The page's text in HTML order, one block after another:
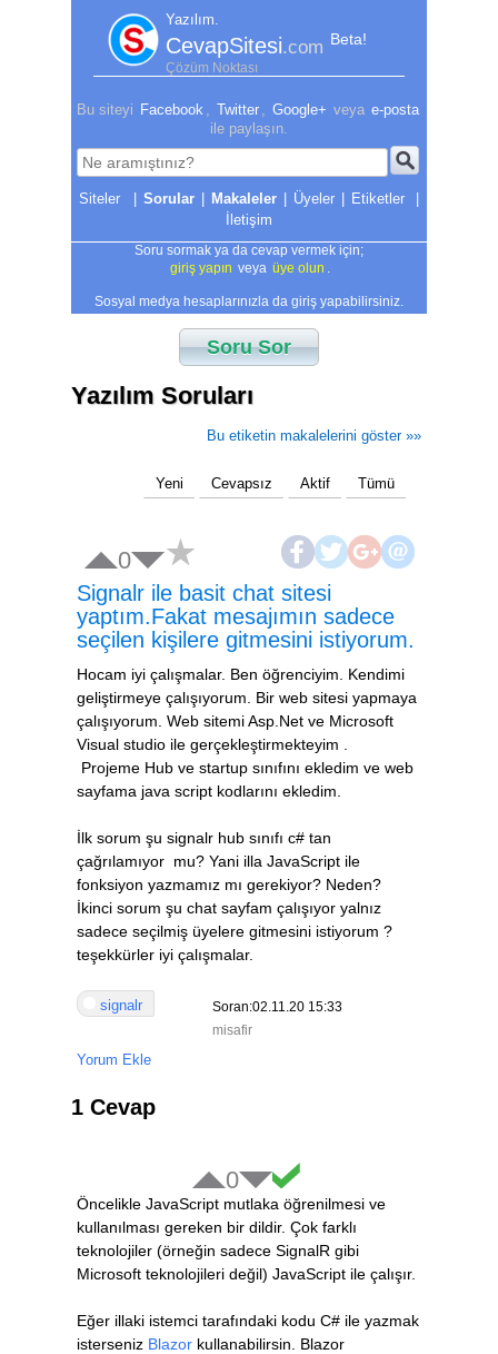
Yazılım.
CevapSitesi.com Beta!
Çözüm Noktası
Bu siteyi Facebook Twitter Google+ veya e-posta
ile paylaşın.
| Sorular | Makaleler | Üyeler | Etiketler
|
İletişim
Soru sormak ya da cevap vermek için;
giriş yapın veya üye olun
Sosyal medya hesaplarınızla da giriş yapabilirsiniz.
Soru Sor
Yazılım Soruları
Bu etiketin makalelerini göster »»
Yeni Cevapsız Aktif Tümü
0
Signalr ile basit chat sitesi
yaptım.Fakat mesajımın sadece
seçilen kişilere gitmesini istiyorum.
Hocam iyi çalışmalar. Ben öğrenciyim. Kendimi
geliştirmeye çalışıyorum. Bir web sitesi yapmaya
çalışıyorum. Web sitemi Asp.Net ve Microsoft
Visual studio ile gerçekleştirmekteyim .
Projeme Hub ve startup sınıfını ekledim ve web
sayfama java script kodlarını ekledim.
İlk sorum şu signalr hub sınıfı c# tan
çağrılamıyor mu? Yani illa JavaScript ile
fonksiyon yazmamız mı gerekiyor? Neden?
İkinci sorum şu chat sayfam çalışıyor yalnız
sadece seçilmiş üyelere gitmesini istiyorum ?
teşekkürler iyi çalışmalar.
signalr
Soran:02.11.20 15:33
misafir
Yorum Ekle
1 Cevap
0
Öncelikle JavaScript mutlaka öğrenilmesi ve
kullanılması gereken bir dildir. Çok farklı
teknolojiler (örneğin sadece SignalR gibi
Microsoft teknolojileri değil) JavaScript ile çalışır.
Eğer illaki istemci tarafındaki kodu C# ile yazmak
isterseniz Blazor kullanabilirsin. Blazor